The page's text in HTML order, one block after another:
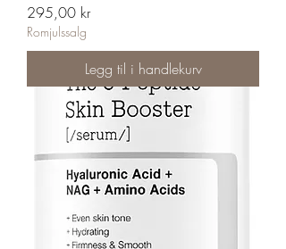
Pris
295,00 kr
Romjulssalg
Legg til i handlekurv